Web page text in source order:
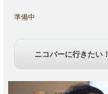
準備中
ニコバーに行きたい！